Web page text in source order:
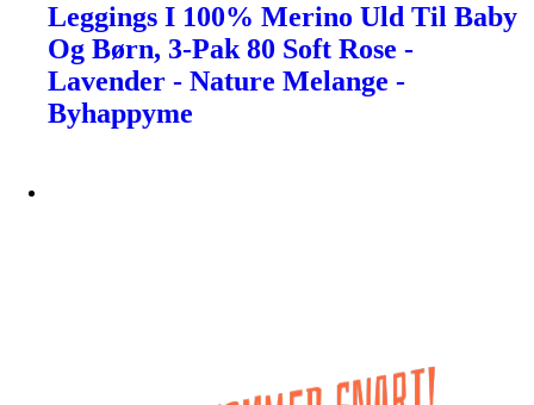
Leggings I 100% Merino Uld Til Baby
Og Børn, 3-Pak 80 Soft Rose -
Lavender - Nature Melange -
Byhappyme